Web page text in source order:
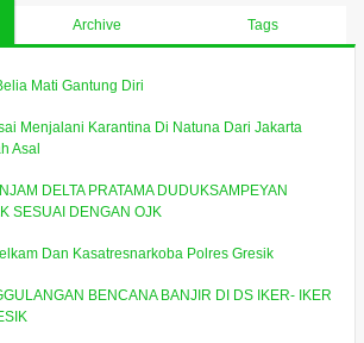
Archive Tags
Mati Gantung Diri
Menjalani Karantina Di Natuna Dari Jakarta
Asal
DELTA PRATAMA DUDUKSAMPEYAN
SESUAI DENGAN OJK
Dan Kasatresnarkoba Polres Gresik
BENCANA BANJIR DI DS IKER- IKER